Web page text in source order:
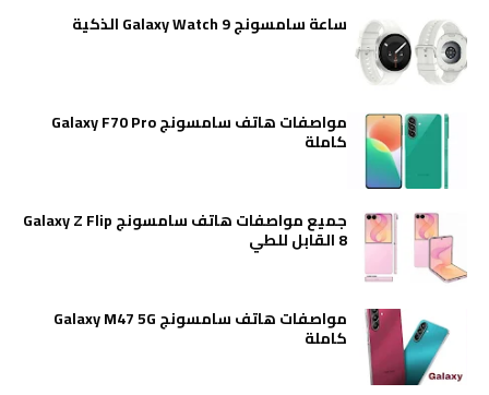
ساعة سامسونج Galaxy Watch 9 الذكية
مواصفات هاتف سامسونج Galaxy F70 Pro
كاملة
جميع مواصفات هاتف سامسونج Galaxy Z Flip
8 القابل للطي
مواصفات هاتف سامسونج Galaxy M47 5G
كاملة